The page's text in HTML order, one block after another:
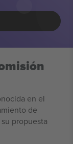
en el
de
propuesta